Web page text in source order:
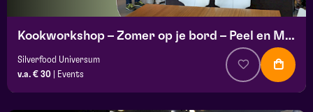
Kookworkshop – Zomer op je bord – Peel en Maas
Silverfood Universum
v.a. € 30
Events